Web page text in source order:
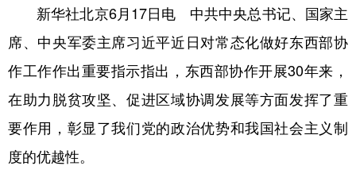
城市 旅游 能源 会展
彩票 娱乐 时尚 悦读
公益 一带一路 亚太网 上市公司
文化产业
地方频道
新华社北京6月17日电 中共中央总书记、国家主
席、中央军委主席习近平近日对常态化做好东西部协
作工作作出重要指示指出，东西部协作开展30年来，
在助力脱贫攻坚、促进区域协调发展等方面发挥了重
要作用，彰显了我们党的政治优势和我国社会主义制
度的优越性。